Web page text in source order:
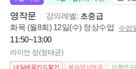
영작문 강의레벨: 초중급
화목 (월8회) 12일(수) 정상수업
수업
11:50~13:00
라이언 정(정태균)
내일배움카드할인 복습영상제공 어학연수